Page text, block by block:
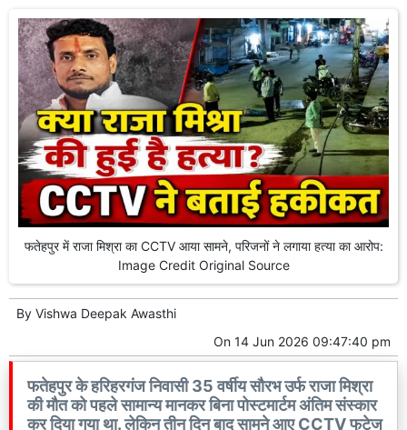
फतेहपुर में राजा मिश्रा का CCTV आया सामने, परिजनों ने लगाया हत्या का आरोप:
Image Credit Original Source
By Vishwa Deepak Awasthi
On 14 Jun 2026 09:47:40 pm
फतेहपुर के हरिहरगंज निवासी 35 वर्षीय सौरभ उर्फ राजा मिश्रा
की मौत को पहले सामान्य मानकर बिना पोस्टमार्टम अंतिम संस्कार
कर दिया गया था. लेकिन तीन दिन बाद सामने आए CCTV फुटेज